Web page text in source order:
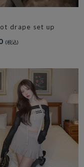
drape set up